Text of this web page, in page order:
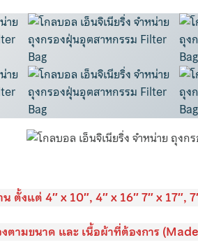
ตั้งแต่ 4″ x 10″, 4″ x 16″ 7″ x 17″,
ตามขนาด และ เนื้อผ้าที่ต้องการ